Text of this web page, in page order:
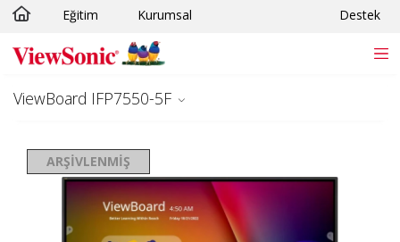
Skip to main content
Eğitim Kurumsal Destek
ViewBoard IFP7550-5F
ARŞIVLENMIŞ